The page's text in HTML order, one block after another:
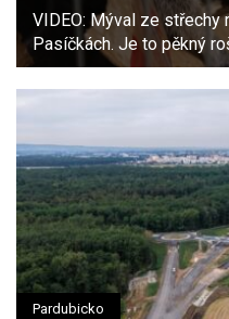
VIDEO: Mýval ze
Pasíčkách. Je to pěkný
Pardubicko